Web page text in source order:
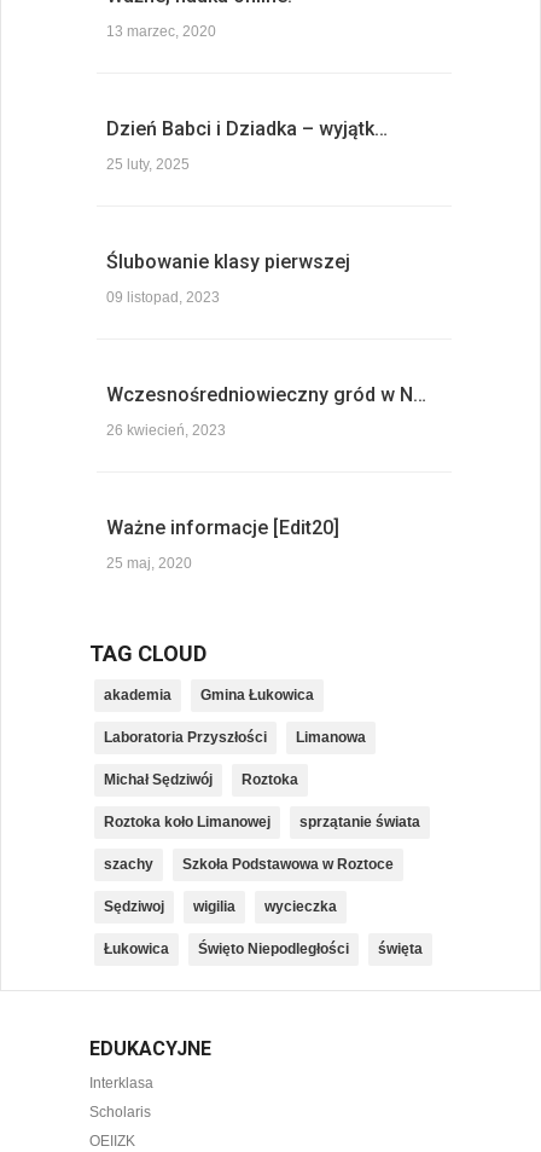
13 marzec, 2020
Dzień Babci i Dziadka – wyjątk…
25 luty, 2025
Ślubowanie klasy pierwszej
09 listopad, 2023
Wczesnośredniowieczny gród w N…
26 kwiecień, 2023
Ważne informacje [Edit20]
25 maj, 2020
TAG CLOUD
akademia Gmina Łukowica
Laboratoria Przyszłości Limanowa
Michał Sędziwój Roztoka
Roztoka koło Limanowej sprzątanie świata
szachy Szkoła Podstawowa w Roztoce
Sędziwoj wigilia wycieczka
Łukowica Święto Niepodległości święta
EDUKACYJNE
Interklasa
Scholaris
OEIIZK